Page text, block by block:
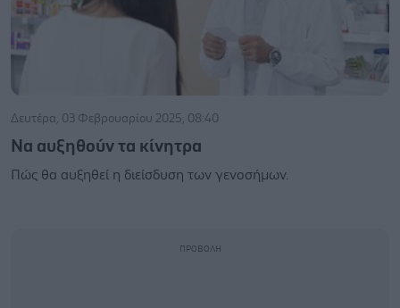
Δευτέρα, 03 Φεβρουαρίου 2025, 08:40
Nα αυξηθούν τα κίνητρα
Πώς θα αυξηθεί η διείσδυση των γενοσήμων.